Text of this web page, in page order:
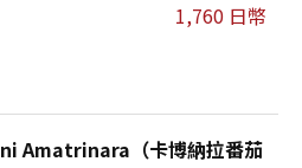
1,760 日幣
Amatrinara（卡博納拉番茄